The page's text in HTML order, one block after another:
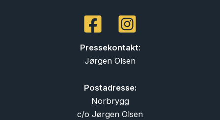
Pressekontakt:
Jørgen Olsen
Postadresse:
Norbrygg
c/o Jørgen Olsen